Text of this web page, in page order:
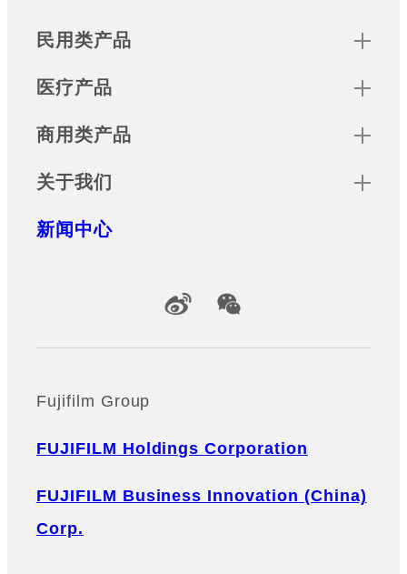
Sitemap
民用类产品
医疗产品
商用类产品
关于我们
新闻中心
Official Social Media Accounts
Fujifilm Group
FUJIFILM Holdings Corporation
FUJIFILM Business Innovation (China)
Corp.